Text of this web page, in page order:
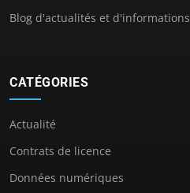
Blog d'actualités et d'informations
CATÉGORIES
Actualité
Contrats de licence
Données numériques